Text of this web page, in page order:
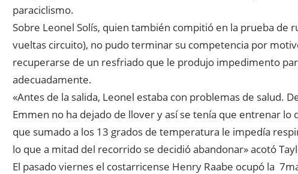
paraciclismo.
Sobre Leonel Solís, quien también compitió en la prueba de
vueltas circuito), no pudo terminar su competencia por
recuperarse de un resfriado que le produjo impedimento
adecuadamente.
«Antes de la salida, Leonel estaba con problemas de salud.
Emmen no ha dejado de llover y así se tenía que entrenar
que sumado a los 13 grados de temperatura le impedía
lo que a mitad del recorrido se decidió abandonar» acotó
El pasado viernes el costarricense Henry Raabe ocupó la